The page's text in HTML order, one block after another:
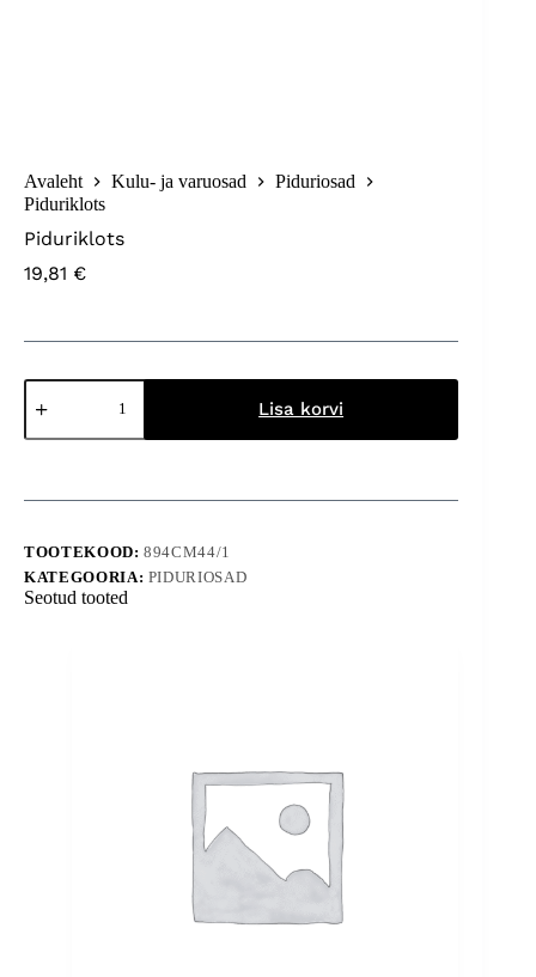
Avaleht Kulu- ja varuosad
Piduriosad
Piduriklots
Piduriklots
19,81 €
Piduriklots
kogus
Lisa korvi
TOOTEKOOD:894CM44/1
KATEGOORIA: PIDURIOSAD
Seotud tooted